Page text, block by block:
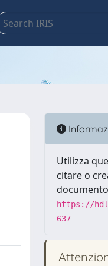
Utilizza
citare o
https://
637